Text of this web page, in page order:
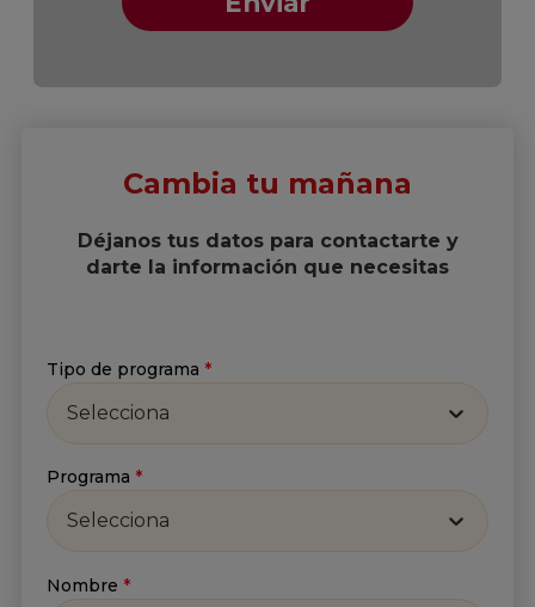
Cambia tu mañana
Déjanos tus datos para contactarte y
darte la información que necesitas
Tipo de programa *
Selecciona
Programa *
Selecciona
Nombre *